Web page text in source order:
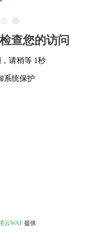
查您的访问
请稍等 1秒
系统保护
云WAF 提供